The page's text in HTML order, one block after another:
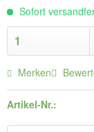
Sofort
Merken
Artikel-Nr.: